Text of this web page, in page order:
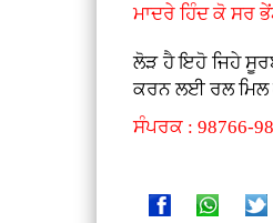
ਮਾਦਰੇ ਹਿੰਦ ਕੋ ਸਰ
ਲੋੜ ਹੈ ਇਹੋ ਜਿਹੇ
ਕਰਨ ਲਈ ਰਲ ਮਿਲ
ਸੰਪਰਕ : 98766-